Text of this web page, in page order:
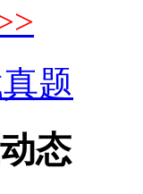
题
态